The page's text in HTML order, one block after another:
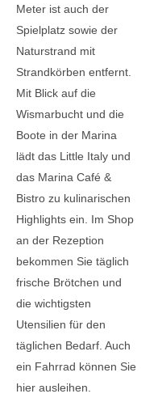
Meter ist auch der
Spielplatz sowie der
Naturstrand mit
Strandkörben entfernt.
Mit Blick auf die
Wismarbucht und die
Boote in der Marina
lädt das Little Italy und
das Marina Café &
Bistro zu kulinarischen
Highlights ein. Im Shop
an der Rezeption
bekommen Sie täglich
frische Brötchen und
die wichtigsten
Utensilien für den
täglichen Bedarf. Auch
ein Fahrrad können Sie
hier ausleihen.